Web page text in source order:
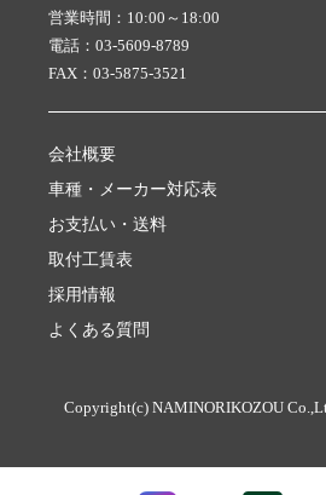
営業時間：10:00～18:00
電話：03-5609-8789
FAX：03-5875-3521
会社概要
車種・メーカー対応表
お支払い・送料
取付工賃表
採用情報
よくある質問
Copyright(c) NAMINORIKOZOU